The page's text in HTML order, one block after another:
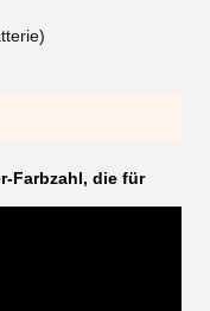
Farbzahl, die für